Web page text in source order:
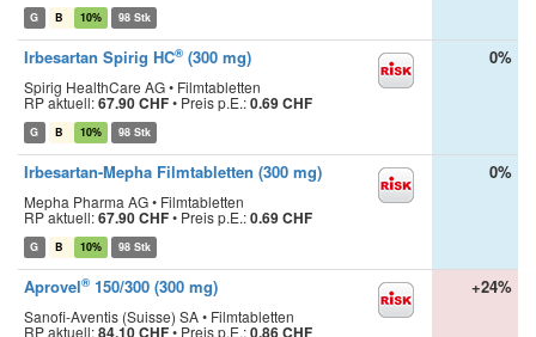
G B 10% 98 Stk
Irbesartan Spirig HC® (300 mg)
Spirig HealthCare AG • Filmtabletten
RP aktuell:67.90 CHF• Preis p.E.:0.69 CHF
G B 10% 98 Stk
0%
Irbesartan-Mepha Filmtabletten (300 mg)
Mepha Pharma AG • Filmtabletten
RP aktuell:67.90 CHF• Preis p.E.:0.69 CHF
G B 10% 98 Stk
0%
Aprovel® 150/300 (300 mg)
Sanofi-Aventis (Suisse) SA • Filmtabletten
RP aktuell:84.10 CHF• Preis p.E.:0.86 CHF
+24%